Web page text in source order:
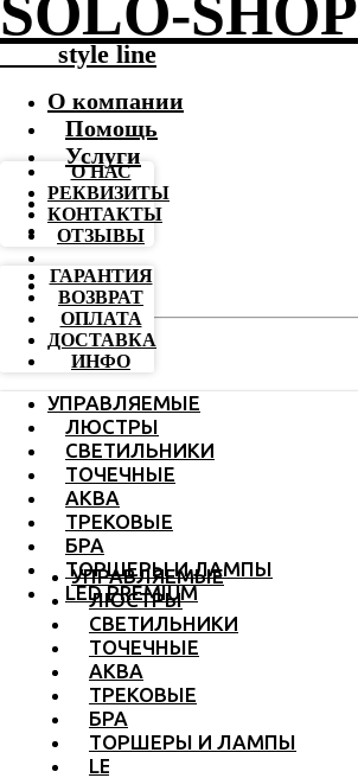
SOLO-SHOP
-------style line
О компании
Помощь
Услуги
О НАС
РЕКВИЗИТЫ
КОНТАКТЫ
ОТЗЫВЫ
ГАРАНТИЯ
ВОЗВРАТ
ОПЛАТА
ДОСТАВКА
ИНФО
УПРАВЛЯЕМЫЕ
ЛЮСТРЫ
СВЕТИЛЬНИКИ
ТОЧЕЧНЫЕ
АКВА
ТРЕКОВЫЕ
БРА
ТОРШЕРЫ И ЛАМПЫ
LED PREMIUM
УПРАВЛЯЕМЫЕ
ЛЮСТРЫ
СВЕТИЛЬНИКИ
ТОЧЕЧНЫЕ
АКВА
ТРЕКОВЫЕ
БРА
ТОРШЕРЫ И ЛАМПЫ
LED PREMIUM